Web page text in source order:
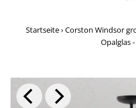
Startseite›Corston Windsor
Opalglas